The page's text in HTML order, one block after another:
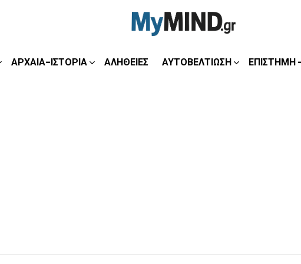
ΑΡΧΑΊΑ-ΙΣΤΟΡΊΑ ΑΛΉΘΕΙΕΣ ΑΥΤΟΒΕΛΤΊΩΣΗ ΕΠΙΣΤΉΜΗ